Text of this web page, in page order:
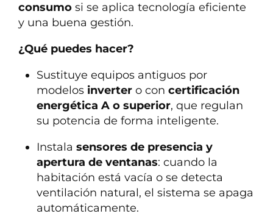
consumo si se aplica tecnología eficiente
y una buena gestión.
¿Qué puedes hacer?
Sustituye equipos antiguos por
modelos inverter o con certificación
energética A o superior, que regulan
su potencia de forma inteligente.
Instala sensores de presencia y
apertura de ventanas: cuando la
habitación está vacía o se detecta
ventilación natural, el sistema se apaga
automáticamente.